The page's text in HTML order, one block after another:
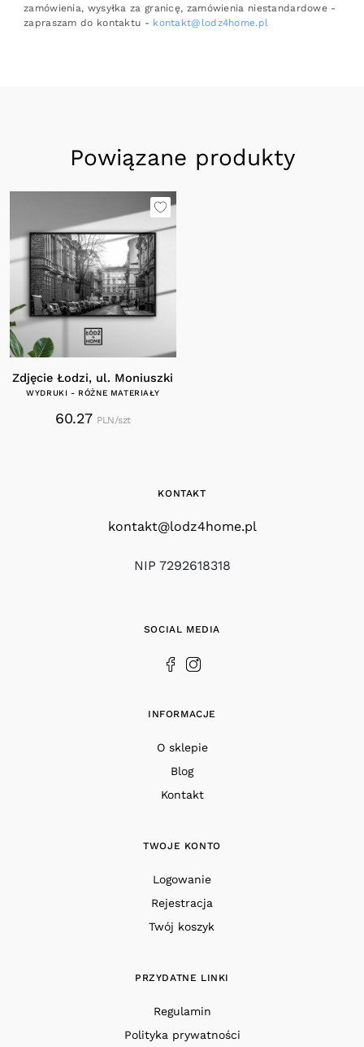
zamówienia, wysyłka za granicę, zamówienia niestandardowe -
zapraszam do kontaktu - kontakt@lodz4home.pl
Powiązane produkty
Zdjęcie Łodzi, ul. Moniuszki
WYDRUKI - RÓŻNE MATERIAŁY
60.27 PLN/szt
KONTAKT
kontakt@lodz4home.pl
NIP 7292618318
INFORMACJE
O sklepie
Blog
Kontakt
TWOJE KONTO
Logowanie
Rejestracja
Twój koszyk
PRZYDATNE LINKI
Regulamin
Polityka prywatności
SOCIAL MEDIA